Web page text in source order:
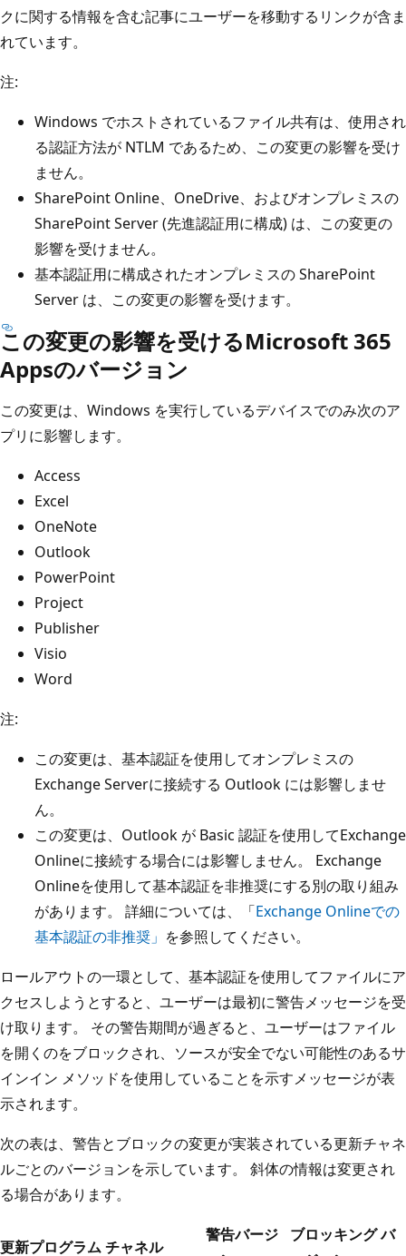
クに関する情報を含む記事にユーザーを移動するリンクが含ま
れています。
注:
Windows でホストされているファイル共有は、使用され
る認証方法が NTLM であるため、この変更の影響を受け
ません。
SharePoint Online、OneDrive、およびオンプレミスの
SharePoint Server (先進認証用に構成) は、この変更の
影響を受けません。
基本認証用に構成されたオンプレミスの SharePoint
Server は、この変更の影響を受けます。
この変更の影響を受けるMicrosoft 365
Appsのバージョン
この変更は、Windows を実行しているデバイスでのみ次のア
プリに影響します。
Access
Excel
OneNote
Outlook
PowerPoint
Project
Publisher
Visio
Word
注:
この変更は、基本認証を使用してオンプレミスの
Exchange Serverに接続する Outlook には影響しませ
ん。
この変更は、Outlook が Basic 認証を使用してExchange
Onlineに接続する場合には影響しません。 Exchange
Onlineを使用して基本認証を非推奨にする別の取り組み
があります。 詳細については、「Exchange Onlineでの
基本認証の非推奨」 を参照してください。
ロールアウトの一環として、基本認証を使用してファイルにア
クセスしようとすると、ユーザーは最初に警告メッセージを受
け取ります。 その警告期間が過ぎると、ユーザーはファイル
を開くのをブロックされ、ソースが安全でない可能性のあるサ
インイン メソッドを使用していることを示すメッセージが表
示されます。
次の表は、警告とブロックの変更が実装されている更新チャネ
ルごとのバージョンを示しています。 斜体の情報は変更され
る場合があります。
更新プログラム チャネル
警告バージ
ブロッキング バ